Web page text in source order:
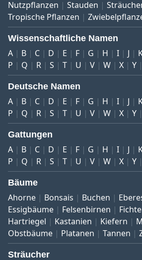
Nutzpflanzen Stauden
Tropische Pflanzen
Wissenschaftliche Namen
A B C D E F G H I J
P
Q R S T U V W X Y
Deutsche Namen
A B C D E F G H I J
P
Q R S T U V W X Y
Gattungen
A B C D E F G H I J
P
Q R S T U V W X Y
Bäume
Ahorne Bonsais Buchen
Essigbäume
Felsenbirnen
Hartriegel
Kastanien Kiefern
Obstbäume
Platanen Tannen
Sträucher